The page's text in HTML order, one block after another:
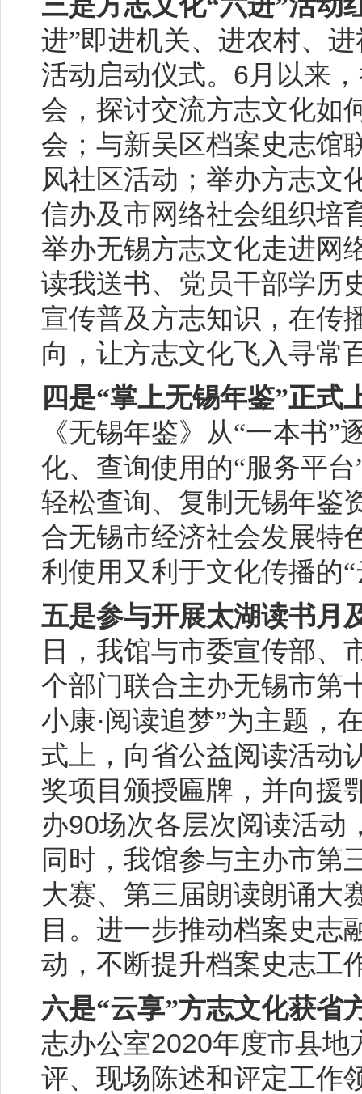
进”即进机关、进农村、
活动启动仪式。 6月以来
会，探讨交流方志文化如
会；与新吴区档案史志馆
风社区活动；举办方志文
信办及市网络社会组织培
举办无锡方志文化走进网
读我送书、党员干部学历
宣传普及方志知识，在传
向，让方志文化飞入寻常
四是“掌上无锡年鉴”正式
《无锡年鉴》从“一本书
化、查询使用的“服务平
轻松查询、复制无锡年鉴
合无锡市经济社会发展特
利使用又利于文化传播的
五是参与开展太湖读书月
日，我馆与市委宣传部、
个部门联合主办无锡市第
小康·阅读追梦”为主题，
式上，向省公益阅读活动
奖项目颁授匾牌，并向援
办90场次各层次阅读活动
同时，我馆参与主办市第
大赛、第三届朗读朗诵大
目。进一步推动档案史志
动，不断提升档案史志工
六是“云享”方志文化获省
志办公室2020年度市县地
评、现场陈述和评定工作